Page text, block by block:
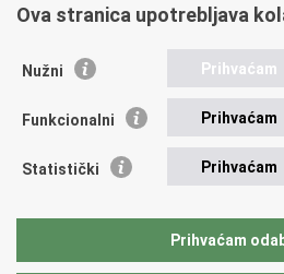
Važne poveznice
EMN Nacionalna kontaktna točka za
Policijska akademija
Zaklada policijske solidarnosti
Udruge
Ova stranica upotrebljava
Nužni Prihvaćam
Funkcionalni Prihvaćam
Statistički Prihvaćam
Prihvaćam